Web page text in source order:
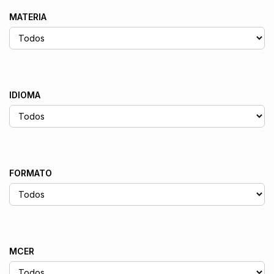
MATERIA
IDIOMA
FORMATO
MCER